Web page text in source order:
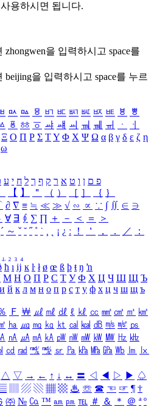
용하시면 됩니다.
zhongwen을 입력하시고 space를
beijing을 입력하시고 space를 누르
ㅯ ㅰ ㅱ ㅲ ㅳ ㅴ ㅵ ㅶ ㅷ ㅸ
ㅹ
ㆄ ㆅ ㆆ ㆇ ㆈ ㆉ ㆊ ㆋ ㆌ ㆍ
ㆎ
Ξ Ο Π Ρ Σ ΤΥ Φ Χ Ψ Ω α β γ δ ε ζ η
ω
פ ם ן ו ט א ר ק ף ך ל ח י ע
【 】 ＂ （ ） ［ ］ ｛ ｝
∂ ∇ ≡ ≒ ≪ ≫ √ ∽ ∝ ∵ ∫ ∬ ∈ ∋
∀ ∃ ∮ ∑ ∏ ＋ － ＜ ＝
＞
´ ～ ˇ ˘ ˝ ˚ ˙ ¸ ¡ ¿ ː ！ ＇ ， ． ／
：
₁ ₂ ₃ ₄
ħ ı ĳ ĸ ŀ ł ø œ ß þ ŧ ŋ ŉ
М Н О П Р С Т У Ф Х Ц Ч Ш Щ Ъ
и й к л м н о п р с т у ф х ц ч ш щ ъ
Ｆ ￦ ㎕ ㎖ ㎗ ℓ ㎘ ㏄ ㎣ ㎤ ㎥ ㎦
㏊ ㎍ ㎎ ㎏ ㏏ ㎈ ㎉ ㏈ ㎧ ㎨ ㎰
㎁ ㎂ ㎃ ㎄ ㎺ ㎻ ㎽ ㎾ ㎿ ㎐ ㎑
㏅ ㎭ ㎮ ㎯ ㏛ ㎩ ㎪ ㎫ ㎬ ㏝ ㏐
㏓
△ ▽ → ← ↑ ↓ ↔ 〓 ◁ ◀ ▷ ▶ ♤
▨ ▧ ▦ ▩ ♨ ☏ ☎ ☜ ☞ ¶ †
㈜ № ㏇ ™ ㏂ ㏘ ℡ ＃ ＆ ＊ ＠ ª º